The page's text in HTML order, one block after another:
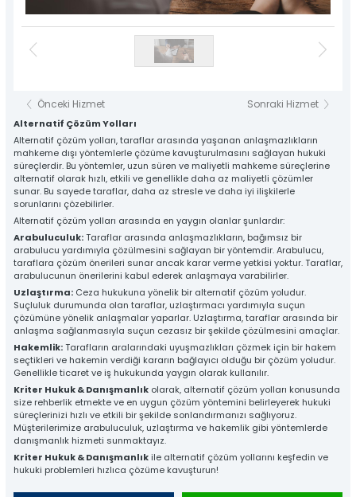
Önceki Hizmet Sonraki Hizmet
Alternatif Çözüm Yolları
Alternatif çözüm yolları, taraflar arasında yaşanan anlaşmazlıkların
mahkeme dışı yöntemlerle çözüme kavuşturulmasını sağlayan hukuki
süreçlerdir. Bu yöntemler, uzun süren ve maliyetli mahkeme süreçlerine
alternatif olarak hızlı, etkili ve genellikle daha az maliyetli çözümler
sunar. Bu sayede taraflar, daha az stresle ve daha iyi ilişkilerle
sorunlarını çözebilirler.
Alternatif çözüm yolları arasında en yaygın olanlar şunlardır:
Arabuluculuk:Taraflar arasında anlaşmazlıkların, bağımsız bir
arabulucu yardımıyla çözülmesini sağlayan bir yöntemdir. Arabulucu,
taraflara çözüm önerileri sunar ancak karar verme yetkisi yoktur. Taraflar,
arabulucunun önerilerini kabul ederek anlaşmaya varabilirler.
Uzlaştırma:Ceza hukukuna yönelik bir alternatif çözüm yoludur.
Suçluluk durumunda olan taraflar, uzlaştırmacı yardımıyla suçun
çözümüne yönelik anlaşmalar yaparlar. Uzlaştırma, taraflar arasında bir
anlaşma sağlanmasıyla suçun cezasız bir şekilde çözülmesini amaçlar.
Hakemlik:Tarafların aralarındaki uyuşmazlıkları çözmek için bir hakem
seçtikleri ve hakemin verdiği kararın bağlayıcı olduğu bir çözüm yoludur.
Genellikle ticaret ve iş hukukunda yaygın olarak kullanılır.
Kriter Hukuk & Danışmanlıkolarak, alternatif çözüm yolları konusunda
size rehberlik etmekte ve en uygun çözüm yöntemini belirleyerek hukuki
süreçlerinizi hızlı ve etkili bir şekilde sonlandırmanızı sağlıyoruz.
Müşterilerimize arabuluculuk, uzlaştırma ve hakemlik gibi yöntemlerde
danışmanlık hizmeti sunmaktayız.
Kriter Hukuk & Danışmanlıkile alternatif çözüm yollarını keşfedin ve
hukuki problemleri hızlıca çözüme kavuşturun!